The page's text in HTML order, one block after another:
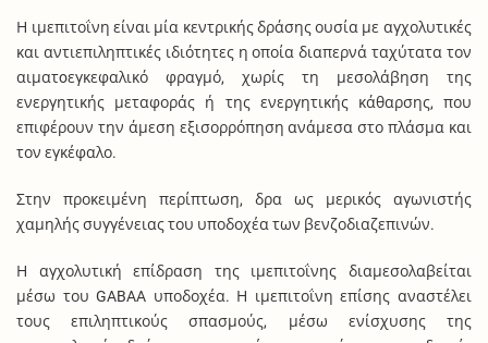
Η ιμεπιτοΐνη είναι μία κεντρικής δράσης ουσία με αγχολυτικές
και αντιεπιληπτικές ιδιότητες η οποία διαπερνά ταχύτατα τον
αιματoεγκεφαλικό φραγμό, χωρίς τη μεσολάβηση της
ενεργητικής μεταφοράς ή της ενεργητικής κάθαρσης, που
επιφέρουν την άμεση εξισορρόπηση ανάμεσα στο πλάσμα και
τον εγκέφαλο.
Στην προκειμένη περίπτωση, δρα ως μερικός αγωνιστής
χαμηλής συγγένειας του υποδοχέα των βενζοδιαζεπινών.
Η αγχολυτική επίδραση της ιμεπιτοΐνης διαμεσολαβείται
μέσω του GABAA υποδοχέα. Η ιμεπιτοΐνη επίσης αναστέλει
τους επιληπτικούς σπασμούς, μέσω ενίσχυσης της